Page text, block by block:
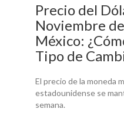
Precio del
Noviembre
México:
Tipo de
El precio de la moneda
estadounidense se
semana.